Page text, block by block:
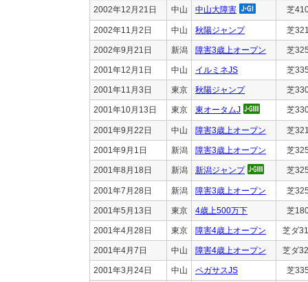
2002年12月21日 中山 中山大障害 芝
2002年11月2日 中山 秋陽ジャンプ 芝
2002年9月21日 新潟 障害3歳上オープン 芝
2001年12月1日 中山 イルミネJS 芝
2001年11月3日 東京 秋陽ジャンプ 芝
2001年10月13日 東京 東オータムJ 芝
2001年9月22日 中山 障害3歳上オープン 芝
2001年9月1日 新潟 障害3歳上オープン 芝
2001年8月18日 新潟 新潟ジャンプ 芝
2001年7月28日 新潟 障害3歳上オープン 芝
2001年5月13日 東京 4歳上500万下 芝
2001年4月28日 東京 障害4歳上オープン 芝ダ
2001年4月7日 中山 障害4歳上オープン 芝ダ
2001年3月24日 中山 ペガサスJS 芝